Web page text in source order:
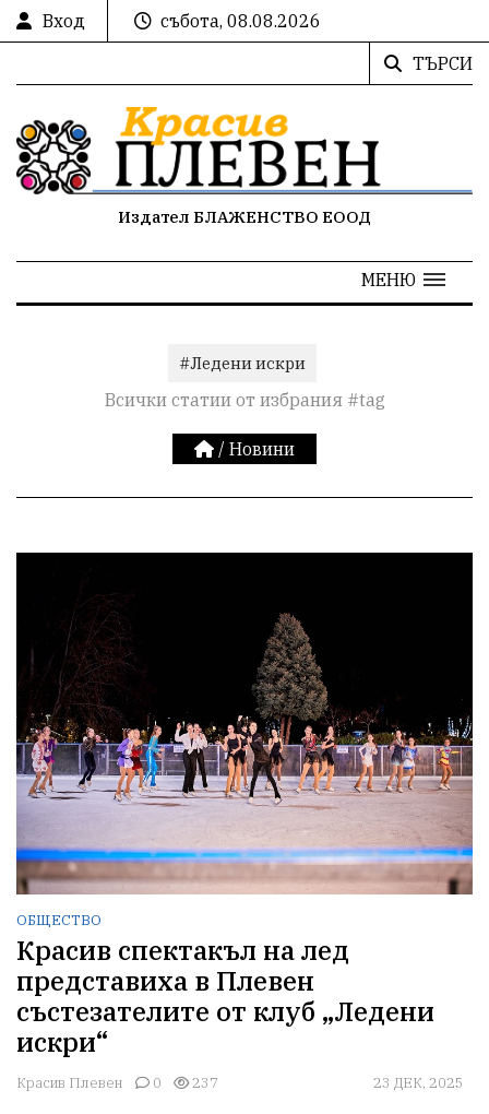
Вход
събота, 08.08.2026
ТЪРСИ
Издател БЛАЖЕНСТВО ЕООД
МЕНЮ
#Ледени искри
Всички статии от избрания #tag
/ Новини
ОБЩЕСТВО
Красив спектакъл на лед
представиха в Плевен
състезателите от клуб „Ледени
искри“
Красив Плевен 0 237 23 ДЕК, 2025